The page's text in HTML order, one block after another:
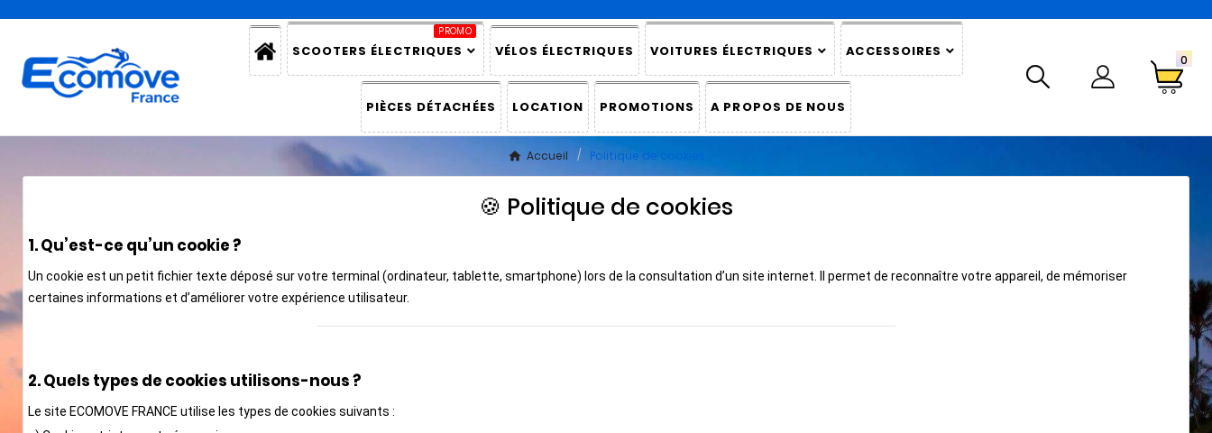
SCOOTERS ÉLECTRIQUES
PROMO
VÉLOS ÉLECTRIQUES VOITURES ÉLECTRIQUES ACCESSOIRES
PIÈCES DÉTACHÉES LOCATION PROMOTIONS A PROPOS DE NOUS
0
Accueil Politique de cookies
🍪 Politique de cookies
1. Qu’est-ce qu’un cookie ?
Un cookie est un petit fichier texte déposé sur votre terminal (ordinateur, tablette, smartphone) lors de la consultation d’un site internet. Il permet de reconnaître votre appareil, de mémoriser
certaines informations et d’améliorer votre expérience utilisateur.
2. Quels types de cookies utilisons-nous ?
Le site ECOMOVE FRANCE utilise les types de cookies suivants :